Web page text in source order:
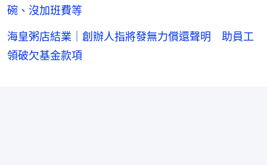
碗、沒加班費等
海皇粥店結業｜創辦人指將發無力償還聲明 助員工
領破欠基金款項